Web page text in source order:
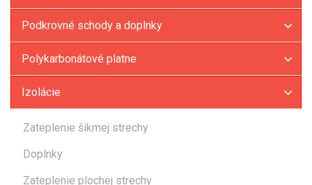
Podkrovné schody a doplnky
Polykarbonátové platne
Izolácie
Zateplenie šikmej strechy
Doplnky
Zateplenie plochej strechy